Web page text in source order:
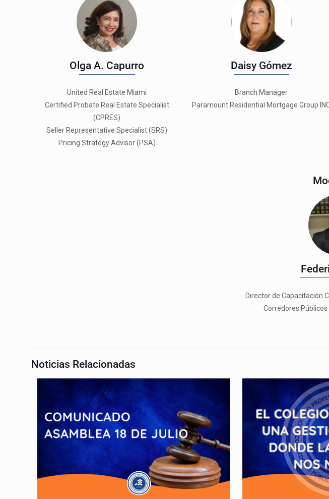
Olga A. Capurro
United Real Estate Miami
Certified Probate Real Estate Specialist
(CPRES)
Seller Representative Specialist (SRS)
Pricing Strategy Advisor (PSA)
Daisy Gómez
Branch Manager
Paramount Residential Mortgage Group
Director de Capacitación
Corredores
Noticias Relacionadas